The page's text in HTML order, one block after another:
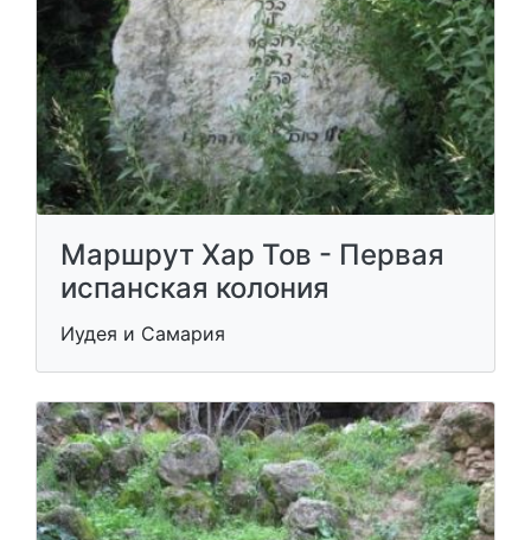
Маршрут Хар Тов - Первая
испанская колония
Иудея и Самария